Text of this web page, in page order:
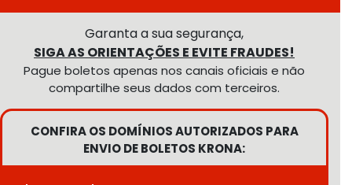
Garanta a sua segurança,
SIGA AS ORIENTAÇÕES E EVITE FRAUDES!
Pague boletos apenas nos canais oficiais e não
compartilhe seus dados com terceiros.
CONFIRA OS DOMÍNIOS AUTORIZADOS PARA
ENVIO DE BOLETOS KRONA: